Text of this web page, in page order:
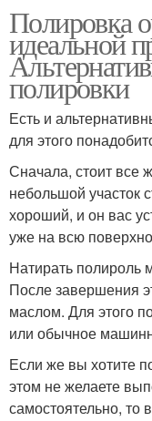
Полировка
идеальной
полировки
Есть и
для этого
Сначала, стоит все
небольшой участок
хороший, и он вас
уже на всю
Натирать полироль
После завершения
маслом. Для этого
или обычное
Если же вы хотите
этом не желаете
самостоятельно, то